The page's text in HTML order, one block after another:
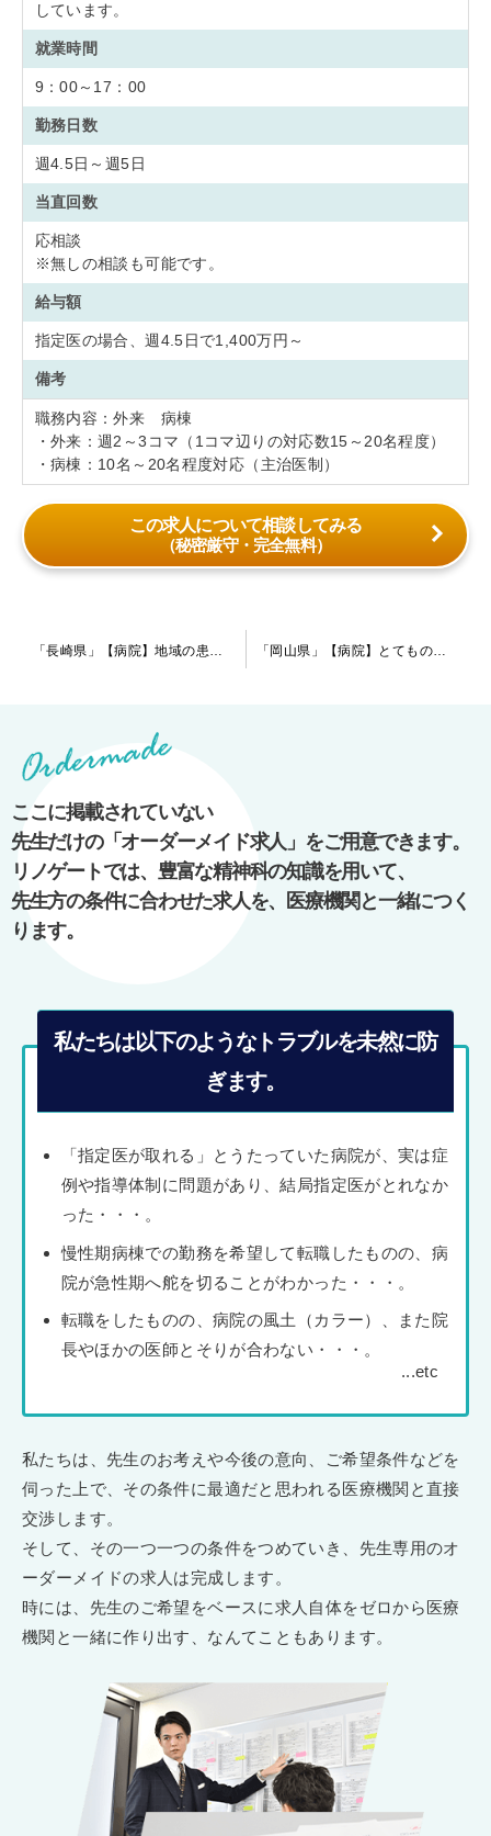
しています。
就業時間
9：00～17：00
勤務日数
週4.5日～週5日
当直回数
応相談
※無しの相談も可能です。
給与額
指定医の場合、週4.5日で1,400万円～
備考
職務内容：外来 病棟
・外来：週2～3コマ（1コマ辺りの対応数15～20名程度）
・病棟：10名～20名程度対応（主治医制）
この求人について相談してみる
（秘密厳守・完全無料）
ゲ
シ
ョ
ン
「長崎県」【病院】地域の患者様とじっくり向き合いたい先生、ご検討下さい！高額提示も検討可能です。 「岡山県」【病院】とてものどかな地域にある高齢の認知症患者様中心の病院です。勤務日数は週4日のみとなります。指定医をお持ちの先生からのお問い合わせをお待ちしております。
ここに掲載されていない
先生だけの「オーダーメイド求人」をご用意できます。
リノゲートでは、豊富な精神科の知識を用いて、
先生方の条件に合わせた求人を、医療機関と一緒につく
ります。
私たちは以下のようなトラブルを未然に防
ぎます。
「指定医が取れる」とうたっていた病院が、実は症
例や指導体制に問題があり、結局指定医がとれなか
った・・・。
慢性期病棟での勤務を希望して転職したものの、病
院が急性期へ舵を切ることがわかった・・・。
転職をしたものの、病院の風土（カラー）、また院
長やほかの医師とそりが合わない・・・。
私たちは、先生のお考えや今後の意向、ご希望条件などを
伺った上で、その条件に最適だと思われる医療機関と直接
交渉します。
そして、その一つ一つの条件をつめていき、先生専用のオ
ーダーメイドの求人は完成します。
時には、先生のご希望をベースに求人自体をゼロから医療
機関と一緒に作り出す、なんてこともあります。